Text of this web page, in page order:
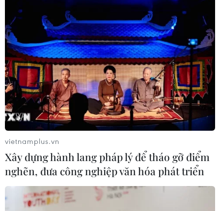
vietnamplus.vn
Xây dựng hành lang pháp lý để tháo gỡ điểm
nghẽn, đưa công nghiệp văn hóa phát triển